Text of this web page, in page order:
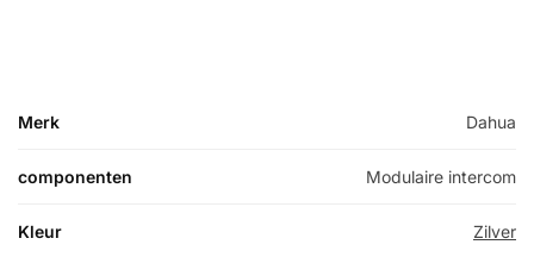
Merk Dahua
componenten Modulaire intercom
Kleur Zilver